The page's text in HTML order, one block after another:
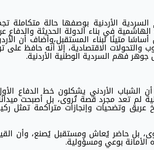
الأردنية بوصفها حالة متكاملة
في بناء الدولة الحديثة والدفاع
متينًا لبناء المستقبل،وأضاف أن
والحروب والتحولات الاقتصادية، إلا أنه حافظ
جوهر فهم السردية الوطنية الأردنية.
الأردني يشكلون خط الدفاع
لم تعد مجرد قصة تُروى، بل أصبحت
عريق وتضحيات وإنجازات متراكمة تمثل
بل حاضر يُعاش ومستقبل يُصنع، وأن
بوعي ومسؤولية.